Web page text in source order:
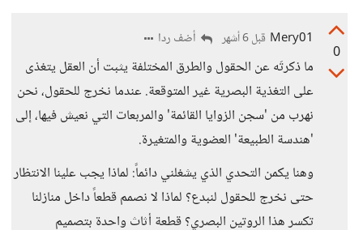
0
Mery01 قبل 6 أشهر أضف ردا
ما ذكرتَه عن الحقول والطرق المختلفة يثبت أن العقل يتغذى
على التغذية البصرية غير المتوقعة. عندما نخرج للحقول، نحن
نهرب من 'سجن الزوايا القائمة' والمربعات التي نعيش فيها، إلى
'هندسة الطبيعة' العضوية والمتغيرة.
وهنا يكمن التحدي الذي يشغلني دائماً: لماذا يجب علينا الانتظار
حتى نخرج للحقول لنبدع؟ لماذا لا نصمم قطعاً داخل منازلنا
تكسر هذا الروتين البصري؟ قطعة أثاث واحدة بتصميم